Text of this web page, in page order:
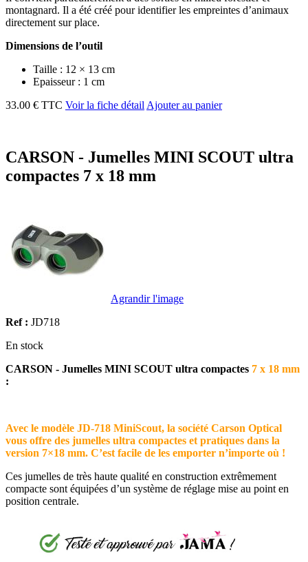
montagnard. Il a été créé pour identifier les empreintes d’animaux
directement sur place.
Dimensions de l’outil
Taille : 12 × 13 cm
Epaisseur : 1 cm
33.00 € TTC Voir la fiche détail Ajouter au panier
CARSON - Jumelles MINI SCOUT ultra
compactes 7 x 18 mm
Agrandir l'image
Ref : JD718
En stock
CARSON - Jumelles MINI SCOUT ultra compactes 7 x 18 mm
:
Avec le modèle JD-718 MiniScout, la société Carson Optical
vous offre des jumelles ultra compactes et pratiques dans la
version 7×18 mm. C’est facile de les emporter n’importe où !
Ces jumelles de très haute qualité en construction extrêmement
compacte sont équipées d’un système de réglage mise au point en
position centrale.